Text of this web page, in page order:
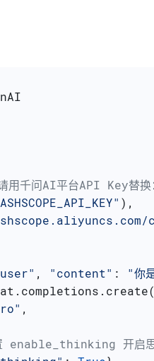
用千问AI平台API Key
),
, "content" : "你
,
enable_thinking 开启